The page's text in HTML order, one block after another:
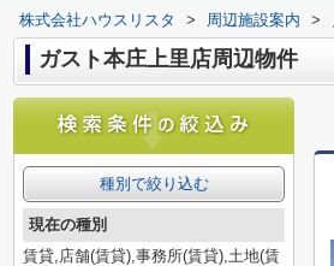
株式会社ハウスリスタ > 周辺施設案内 >
ガスト本庄上里店周辺物件
種別で絞り込む
現在の種別
賃貸,店舗(賃貸),事務所(賃貸),土地(賃